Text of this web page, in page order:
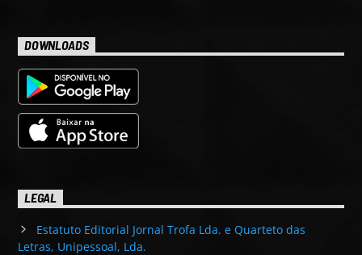
DOWNLOADS
LEGAL
Estatuto Editorial Jornal Trofa Lda. e Quarteto das
Letras, Unipessoal, Lda.